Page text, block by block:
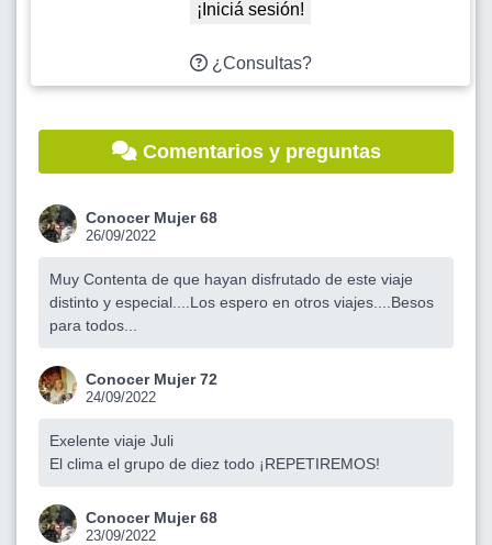
¡Iniciá sesión!
¿Consultas?
Comentarios y preguntas
Conocer Mujer 68
26/09/2022
Muy Contenta de que hayan disfrutado de este viaje
distinto y especial....Los espero en otros viajes....Besos
para todos...
Conocer Mujer 72
24/09/2022
Exelente viaje Juli
El clima el grupo de diez todo ¡REPETIREMOS!
Conocer Mujer 68
23/09/2022